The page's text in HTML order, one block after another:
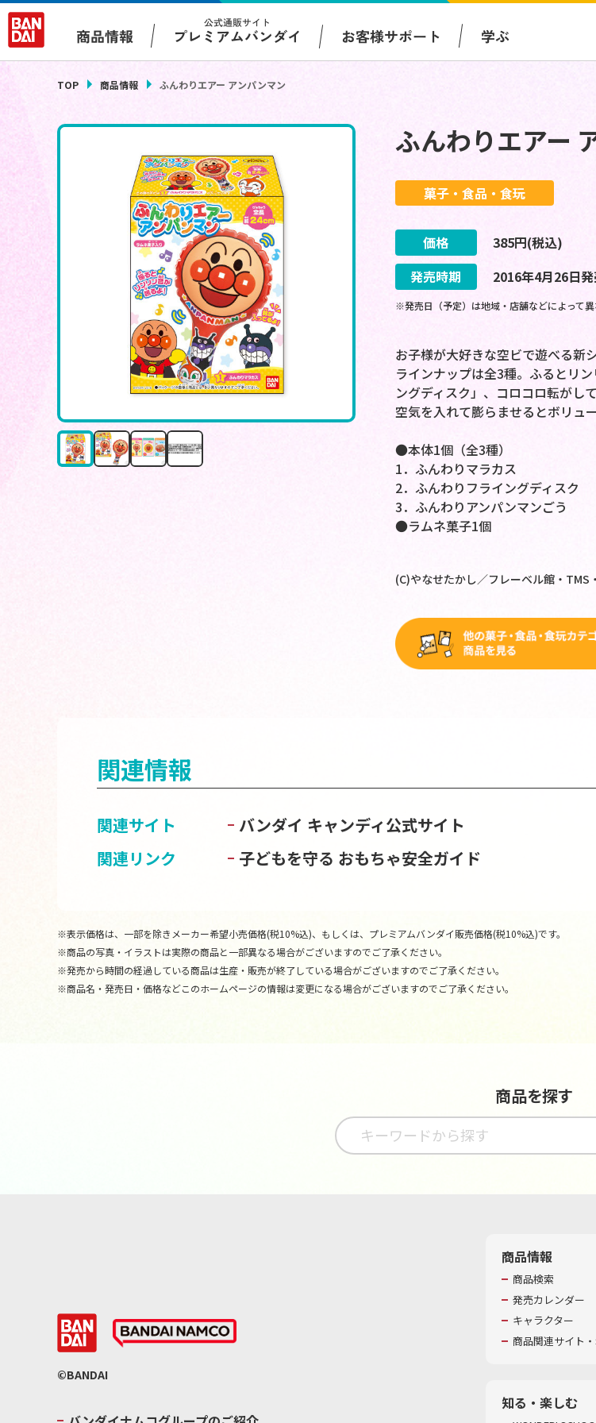
商品情報
公式通販サイト
プレミアムバンダイ お客様サポート 学ぶ
TOP 商品情報 ふんわりエアー アンパンマン
ふんわりエアー
菓子・食品・食玩
価格 385円(税込)
発売時期
2016年4月26日
※発売日（予定）は地域・店舗などによって
お子様が大好きな空ビで遊べる新シ
ラインナップは全3種。ふるとリ
ングディスク」、コロコロ転がし
空気を入れて膨らませるとボリュ
●本体1個（全3種）
1．ふんわりマラカス
2．ふんわりフライングディスク
3．ふんわりアンパンマンごう
●ラムネ菓子1個
(C)やなせたかし／フレーベル館・TMS
関連情報
関連サイト
バンダイ キャンディ公式サイト
関連リンク
子どもを守る おもちゃ安全ガイド
※表示価格は、一部を除きメーカー希望小売価格(税10%込)、もしくは、プレミアムバンダイ販売価格(税10%込)です。
※商品の写真・イラストは実際の商品と一部異なる場合がございますのでご了承ください。
※発売から時間の経過している商品は生産・販売が終了している場合がございますのでご了承ください。
※商品名・発売日・価格などこのホームページの情報は変更になる場合がございますのでご了承ください。
商品を探す
©BANDAI
商品情報
商品検索
発売カレンダー
キャラクター
商品関連サイト
知る・楽しむ